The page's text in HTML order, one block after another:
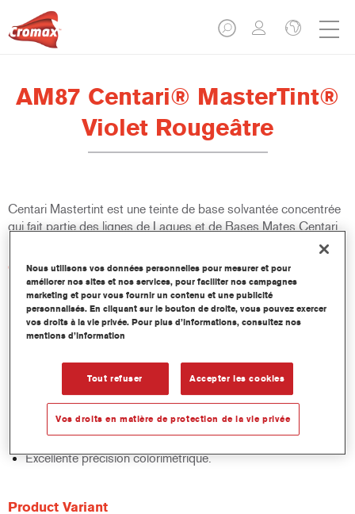
AM87 Centari® MasterTint®
Violet Rougeâtre
Centari Mastertint est une teinte de base solvantée concentrée
qui fait partie des lignes de Laques et de Bases Mates Centari.
Caractéristiques du produit
Système de peinture de réparation solvanté distinctif,
polyvalent et facile d’utilisation.
Une seule machine à faire les teintes fournit toutes les
qualités de peinture solvantée – medium et high-solids,
Economise de l’espace de stockage. .
Basé sur la technologie de teintes de base concentrées
Cromax éprouvée.
Excellente précision colorimétrique.
Product Variant
Nous utilisons vos données personnelles pour mesurer et pour
améliorer nos sites et nos services, pour faciliter nos campagnes
marketing et pour vous fournir un contenu et une publicité
personnalisés. En cliquant sur le bouton de droite, vous pouvez exercer
vos droits à la vie privée. Pour plus d’informations, consultez nos
mentions d’information
Tout refuser Accepter les cookies
Vos droits en matière de protection de la vie privée